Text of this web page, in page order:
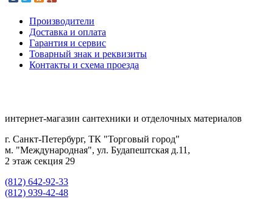
Производители
Доставка и оплата
Гарантия и сервис
Товарный знак и реквизиты
Контакты и схема проезда
интернет-магазин сантехники и отделочных материалов
г. Санкт-Петербург, ТК "Торговый город"
м. "Международная", ул. Будапештская д.11,
2 этаж секция 29
(812) 642-92-33
(812) 939-42-48